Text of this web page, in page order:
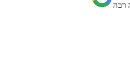
רבה